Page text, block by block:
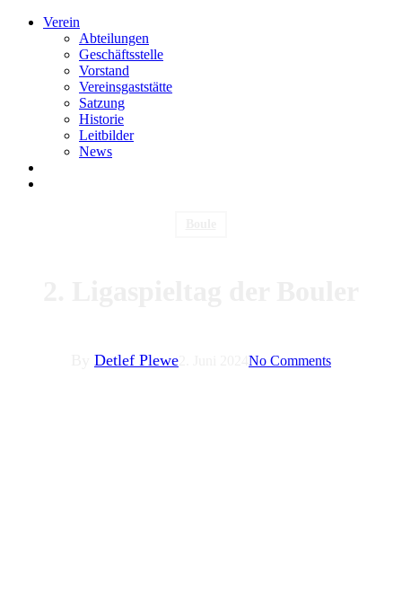
Verein
Abteilungen
Geschäftsstelle
Vorstand
Vereinsgaststätte
Satzung
Historie
Leitbilder
News
Detlef Plewe No Comments